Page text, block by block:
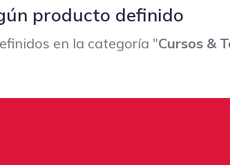
producto definido
en la categoría "Cursos &